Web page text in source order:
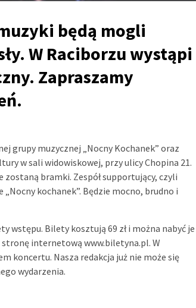
będą mogli
W Raciborzu wystąpi
Zapraszamy
grupy muzycznej „Nocny Kochanek” oraz
w sali widowiskowej, przy ulicy Chopina 21.
bramki. Zespół supportujący, czyli
„Nocny kochanek”. Będzie mocno, brudno i
wstępu. Bilety kosztują 69 zł i można nabyć je
internetową www.biletyna.pl. W
koncertu. Nasza redakcja już nie może się
wydarzenia.